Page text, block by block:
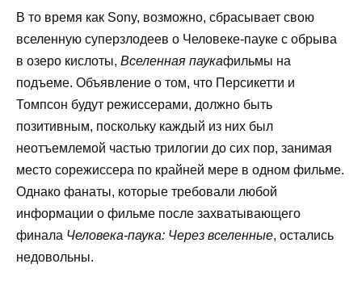
В то время как Sony, возможно, сбрасывает свою
вселенную суперзлодеев о Человеке-пауке с обрыва
в озеро кислоты, Вселенная паукафильмы на
подъеме. Объявление о том, что Персикетти и
Томпсон будут режиссерами, должно быть
позитивным, поскольку каждый из них был
неотъемлемой частью трилогии до сих пор, занимая
место сорежиссера по крайней мере в одном фильме.
Однако фанаты, которые требовали любой
информации о фильме после захватывающего
финала Человека-паука: Через вселенные, остались
недовольны.